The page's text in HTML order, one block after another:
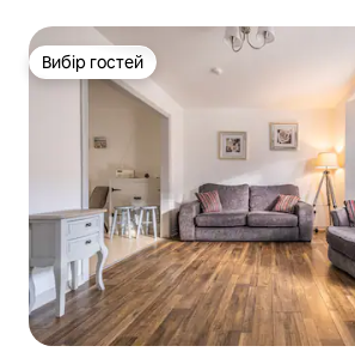
Вибір гостей
Вибір гостей